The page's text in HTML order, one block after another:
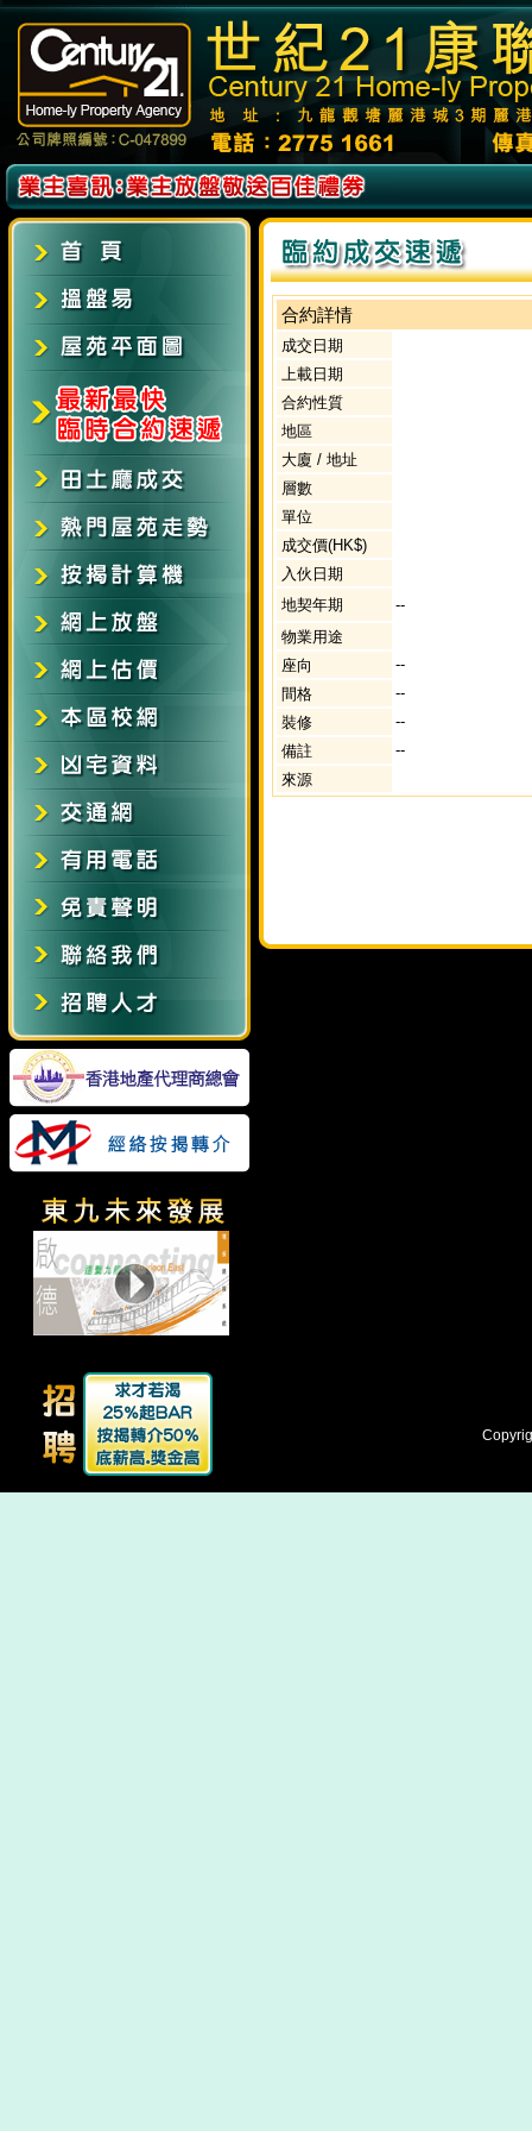
合約詳情
成交日期
上載日期
合約性質
地區
大廈 / 地址
層數
單位
成交價(HK$)
入伙日期
地契年期
--
物業用途
座向
--
間格
--
裝修
--
備註
--
來源